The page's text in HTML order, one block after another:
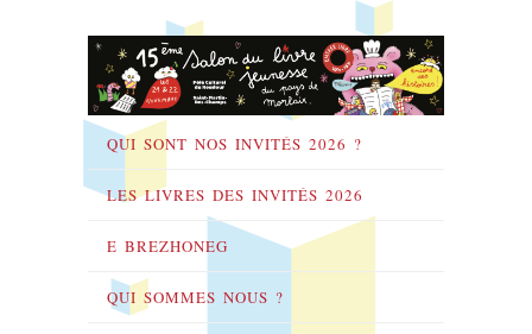
QUI SONT NOS INVITÉS 2026 ?
LES LIVRES DES INVITÉS 2026
E BREZHONEG
QUI SOMMES NOUS ?